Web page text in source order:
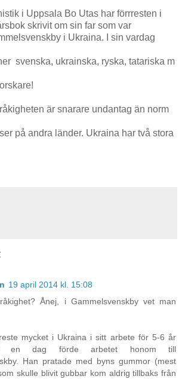
i Uppsala Bo Utas har förrresten i
skrivit om sin far som var
i Ukraina. I sin vardag
svenska, ukrainska, ryska, tatariska m
är snarare undantag än norm
på andra länder. Ukraina har två stora
19 april 2014 kl. 15:08
Ånej, i Gammelsvenskby vet man
mycket i Ukraina i sitt arbete för 5-6 år
en dag förde arbetet honom till
Han pratade med byns gummor (mest
skulle blivit gubbar kom aldrig tillbaks från